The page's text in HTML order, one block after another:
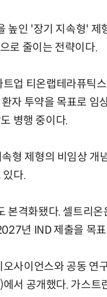
높인 '장기 지속형' 제
로 줄이는 전략이다.
업 티온랩테라퓨틱
자 투약을 목표로
병행 중이다.
형 제형의 비임상 개
다.
본격화됐다. 셀트리
년 IND 제출을 목
사이언스와 공동 연
서 공개했다. 가스트